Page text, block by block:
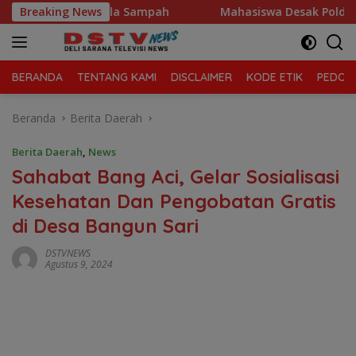
Langsung
ke
konten
Breaking News
Kelola Sampah Mahasiswa Desak Polda Sumut Tutup
BERANDA TENTANG KAMI DISCLAIMER KODE ETIK
Beranda Berita Daerah
Berita Daerah, News
Sahabat Bang Aci, Gelar Sosialisasi
Kesehatan Dan Pengobatan Gratis
di Desa Bangun Sari
DSTVNEWS
Agustus 9, 2024